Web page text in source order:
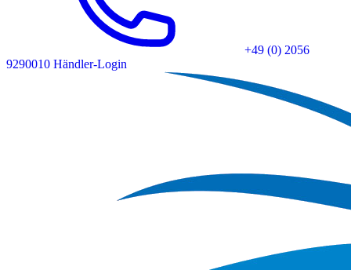
+49 (0) 2056
9290010 Händler-Login